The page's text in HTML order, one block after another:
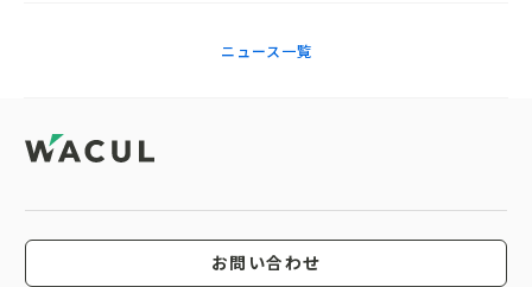
ニュース一覧
お問い合わせ